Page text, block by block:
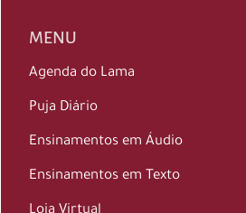
MENU
Agenda do Lama
Puja Diário
Ensinamentos em Áudio
Ensinamentos em Texto